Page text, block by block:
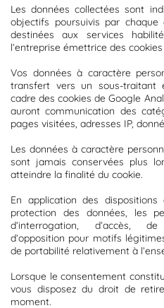
Les données collectées sont
objectifs poursuivis par
destinées aux services
l’entreprise émettrice des cookies
Vos données à caractère
transfert vers un sous-traitant
cadre des cookies de Google
auront communication des
pages visitées, adresses IP,
Les données à caractère
sont jamais conservées plus
atteindre la finalité du cookie.
En application des
protection des données, les
d’interrogation, d’accès,
d’opposition pour motifs
de portabilité relativement à
Lorsque le consentement
vous disposez du droit de
moment.